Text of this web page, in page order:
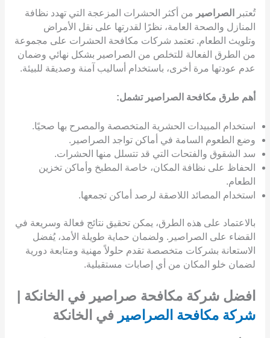
تُعتبر الصراصير من أكثر الحشرات المزعجة التي تهدد نظافة
المنازل والصحة العامة، نظرًا لقدرتها على نقل الأمراض
وتلويث الطعام. تعتمد شركات مكافحة الحشرات على مجموعة
من الطرق الفعالة للتخلص من الصراصير بشكل نهائي وضمان
عدم عودتها مرة أخرى، باستخدام أساليب آمنة وصديقة للبيئة.
أهم طرق مكافحة الصراصير تشمل:
استخدام المبيدات الحشرية المتخصصة والمصرح بها صحيًا.
وضع الطعوم السامة في أماكن تواجد الصراصير.
سد الشقوق والفتحات التي قد تتسلل منها الحشرات.
الحفاظ على نظافة المكان، خاصة المطبخ وأماكن تخزين
الطعام.
استخدام المصائد اللاصقة لرصد أماكن تجمعها.
بالاعتماد على هذه الطرق، يمكن تحقيق نتائج فعالة وسريعة في
القضاء على الصراصير. ولضمان حماية طويلة الأمد، يُفضل
الاستعانة بشركات متخصصة تقدم حلولاً مهنية ومتابعة دورية
لضمان خلو المكان من أي إصابات مستقبلية.
افضل شركة مكافحة صراصير في الخانكة |
شركة مكافحة الصراصير في الخانكة